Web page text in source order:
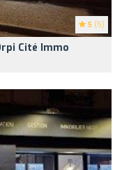
5 (5)
Cité Immo